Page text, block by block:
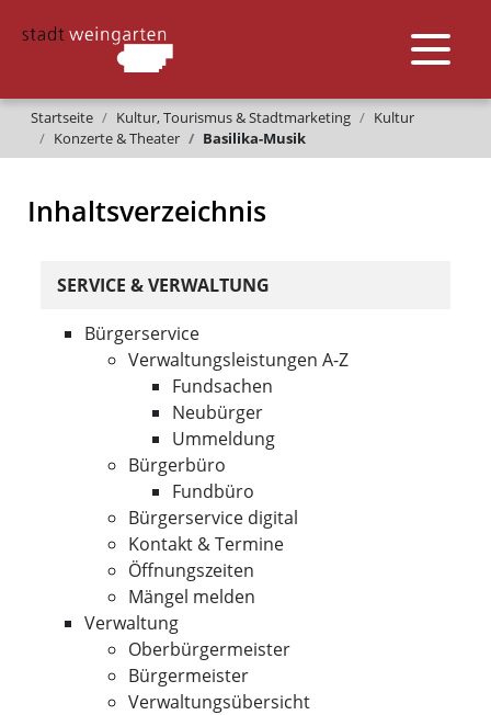
Startseite Kultur, Tourismus & Stadtmarketing
Kultur
Konzerte & Theater
Basilika-Musik
Inhaltsverzeichnis
SERVICE & VERWALTUNG
Bürgerservice
Verwaltungsleistungen A-Z
Fundsachen
Neubürger
Ummeldung
Bürgerbüro
Fundbüro
Bürgerservice digital
Kontakt & Termine
Öffnungszeiten
Mängel melden
Verwaltung
Oberbürgermeister
Bürgermeister
Verwaltungsübersicht